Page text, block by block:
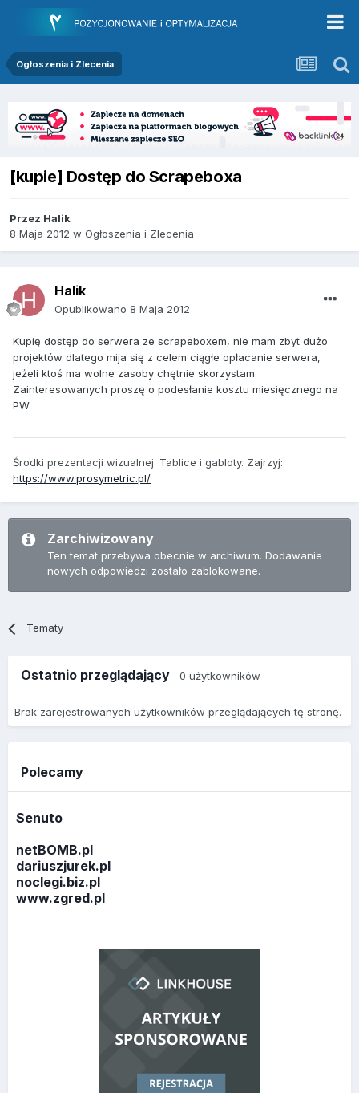
Ogłoszenia i Zlecenia
[kupie] Dostęp do Scrapeboxa
Przez Halik
8 Maja 2012 w Ogłoszenia i Zlecenia
Halik
Opublikowano 8 Maja 2012
Kupię dostęp do serwera ze scrapeboxem, nie mam zbyt dużo
projektów dlatego mija się z celem ciągłe opłacanie serwera,
jeżeli ktoś ma wolne zasoby chętnie skorzystam.
Zainteresowanych proszę o podesłanie kosztu miesięcznego na
PW
Środki prezentacji wizualnej. Tablice i gabloty. Zajrzyj:
https://www.prosymetric.pl/
Zarchiwizowany
Ten temat przebywa obecnie w archiwum. Dodawanie
nowych odpowiedzi zostało zablokowane.
Tematy
Ostatnio przeglądający 0 użytkowników
Brak zarejestrowanych użytkowników przeglądających tę stronę.
Polecamy
Senuto
netBOMB.pl
dariuszjurek.pl
noclegi.biz.pl
www.zgred.pl